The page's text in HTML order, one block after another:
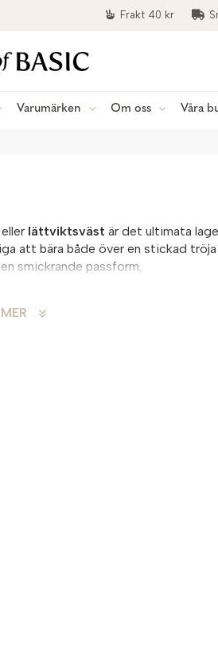
Frakt 40 kr
Varumärken Om oss Våra
eller lättviktsväst är det ultimata
att bära både över en stickad
smickrande passform.